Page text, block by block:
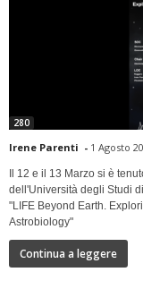
280
Irene Parenti - 1 Agosto
Il 12 e il 13 Marzo si è
dell'Università degli Studi
"LIFE Beyond Earth.
Astrobiology"
Continua a leggere